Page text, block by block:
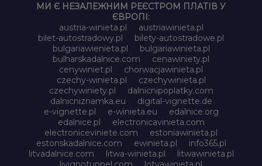
МИ Є НЕЗАЛЕЖНИМ РЕЄСТРОМ ПЛАТІВ У
ЄВРОПІ:
austria-winieta.pl
austriawinieta.pl
bilet-autostradowy.pl
bilety-autostradowe.pl
bulgariawienieta.pl
bulgariawinieta.pl
bulharskadalnice.com
cenawiniety.pl
cenywiniet.pl
chorwacjawinieta.pl
czechy-winieta.pl
czechywinieta.pl
czechywiniety.pl
dalnicnipoplatky.com
dalnicniznamka.eu
digital-vignette.de
e-vignette.pl
e-winieta.eu
edalnice.org
edalnice.pl
electronicavinieta.com
electroniceviniete.com
estoniawinieta.pl
estonskadalnice.com
ewinieta.pl
info365.pl
litvadalnice.com
litwa-winieta.pl
litwawinieta.pl